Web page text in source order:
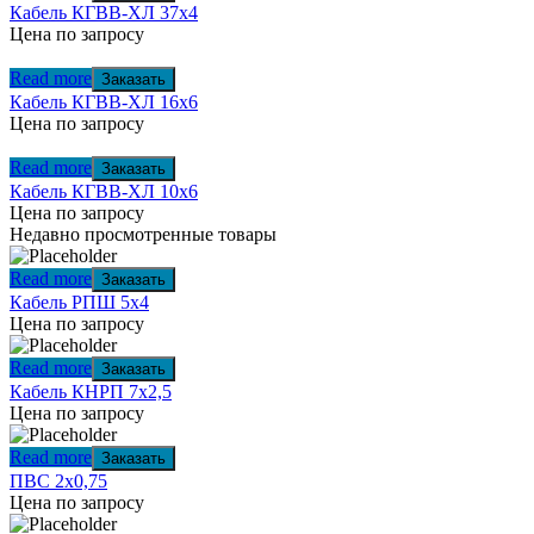
Кабель КГВВ-ХЛ 37х4
Цена по запросу
Read more Заказать
Кабель КГВВ-ХЛ 16х6
Цена по запросу
Read more Заказать
Кабель КГВВ-ХЛ 10х6
Цена по запросу
Недавно просмотренные товары
Read more Заказать
Кабель РПШ 5х4
Цена по запросу
Read more Заказать
Кабель КНРП 7х2,5
Цена по запросу
Read more Заказать
ПВС 2х0,75
Цена по запросу